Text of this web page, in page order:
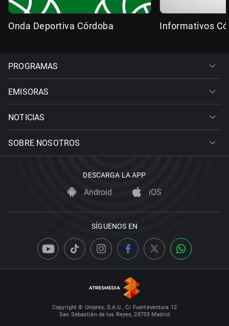
Onda Deportiva Córdoba Informativos
PROGRAMAS
EMISORAS
NOTICIAS
SOBRE NOSOTROS
DESCARGA LA APP
Android iOS
SÍGUENOS EN
Copyright © Uniprex, S.A.U., C/ Fuerteventura 12
San Sebastián de los Reyes, 28703 Madrid